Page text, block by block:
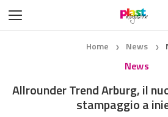
Home ❯ News ❯
News
Allrounder Trend Arburg, il
stampaggio a